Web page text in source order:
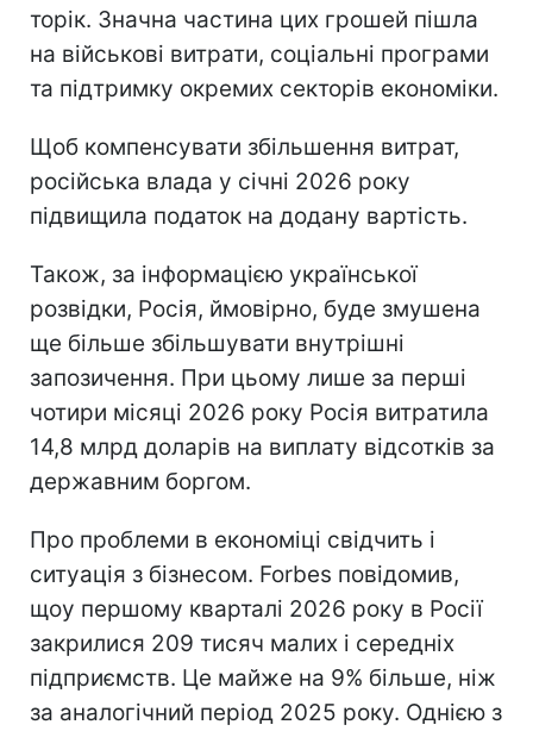
торік. Значна частина цих грошей пішла
на військові витрати, соціальні програми
та підтримку окремих секторів економіки.
Щоб компенсувати збільшення витрат,
російська влада у січні 2026 року
підвищила податок на додану вартість.
Також, за інформацією української
розвідки, Росія, ймовірно, буде змушена
ще більше збільшувати внутрішні
запозичення. При цьому лише за перші
чотири місяці 2026 року Росія витратила
14,8 млрд доларів на виплату відсотків за
державним боргом.
Про проблеми в економіці свідчить і
ситуація з бізнесом. Forbes повідомив,
щоу першому кварталі 2026 року в Росії
закрилися 209 тисяч малих і середніх
підприємств. Це майже на 9% більше, ніж
за аналогічний період 2025 року. Однією з